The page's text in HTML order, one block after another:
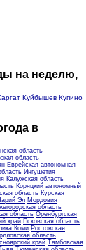
на неделю,
Куйбышев Купино
в
область
область
Еврейская автономная
Ингушетия
Калужская область
Коряцкий автономный
область Курская
Эл Мордовия
область
область Оренбургская
край Псковская область
Коми Ростовская
область
край Тамбовская